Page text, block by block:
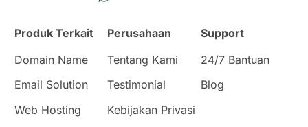
Produk Terkait
Domain Name
Email Solution
Web Hosting
Perusahaan
Tentang Kami
Testimonial
Kebijakan Privasi
Support
24/7 Bantuan
Blog